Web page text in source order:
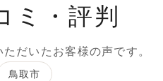
ミ・評判
だいたお客様の声です。
鳥取市